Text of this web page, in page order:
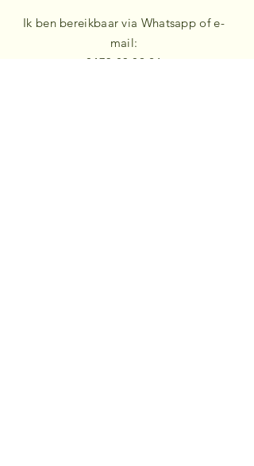
Ik ben bereikbaar via Whatsapp of e-
mail:
0473 83 09 21